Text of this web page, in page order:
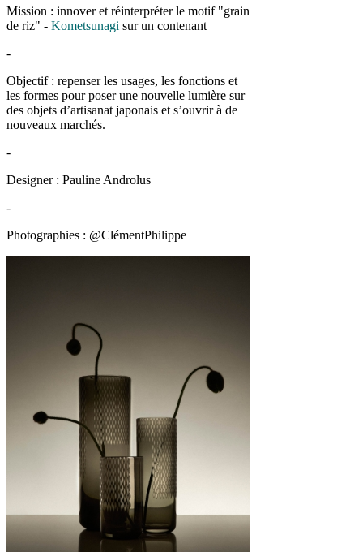
Mission : innover et réinterpréter le motif "grain
de riz" - Kometsunagi sur un contenant
-
Objectif : repenser les usages, les fonctions et
les formes pour poser une nouvelle lumière sur
des objets d’artisanat japonais et s’ouvrir à de
nouveaux marchés.
-
Designer : Pauline Androlus
-
Photographies : @ClémentPhilippe